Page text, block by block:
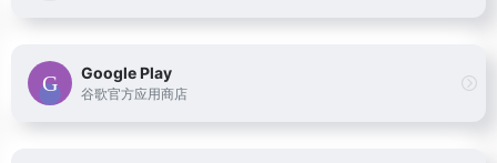
Google Play
谷歌官方应用商店